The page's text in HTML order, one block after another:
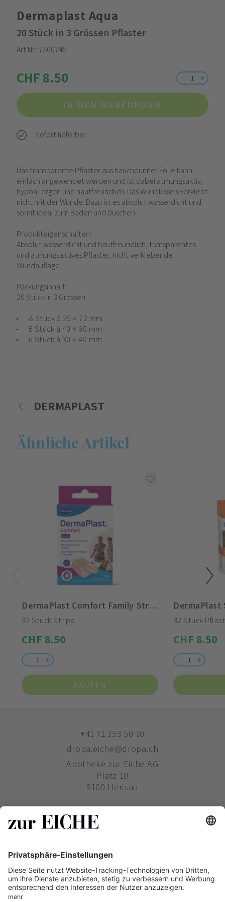
Dermaplast Aqua
20 Stück in 3 Grössen Pflaster
Art.Nr.: 7300745
CHF 8.50
IN DEN WARENKORB
Sofort lieferbar
Das transparente Pflaster aus hauchdünner Folie kann
einfach angewendet werden und ist dabei atmungsaktiv,
hypoallergen und hautfreundlich. Das Wundkissen verklebt
nicht mit der Wunde. Dazu ist es absolut wasserdicht und
somit ideal zum Baden und Duschen.
Produkteigenschaften:
Absolut wasserdicht und hautfreundlich, transparentes
und atmungsaktives Pflaster, nicht verklebende
Wundauflage
Packungsinhalt:
20 Stück in 3 Grössen:
8 Stück à 25 × 72 mm
6 Stück à 40 × 60 mm
6 Stück à 30 × 40 mm
DERMAPLAST
Ähnliche Artikel
DermaPlast Comfort Family Strips
32 Stück Strips
CHF 8.50
KAUFEN
DermaPlast
32 Stück
CHF 8.50
+41 71 353 50 70
dropa.eiche@dropa.ch
Apotheke zur Eiche AG
Platz 10
9100 Herisau
ZUR EICHE
PHARMAVERTRIEB